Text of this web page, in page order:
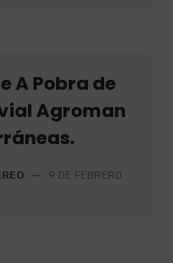
A Pobra de
Agroman
—
9 DE FEBRERO